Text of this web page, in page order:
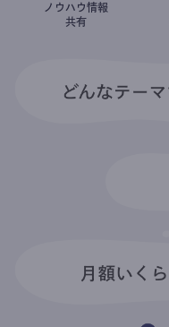
ノウハウ情報
共有